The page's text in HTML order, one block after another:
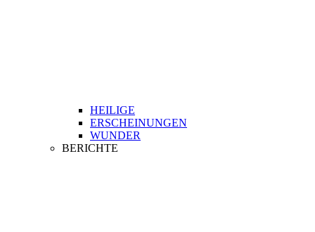
HEILIGE
ERSCHEINUNGEN
WUNDER
BERICHTE